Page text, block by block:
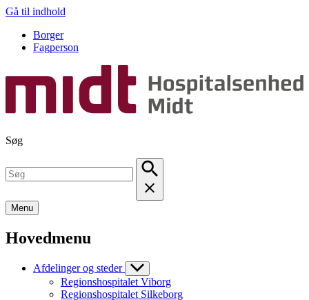
Gå til indhold
Borger
Fagperson
Søg
Menu
Hovedmenu
Afdelinger og steder
Regionshospitalet Viborg
Regionshospitalet Silkeborg